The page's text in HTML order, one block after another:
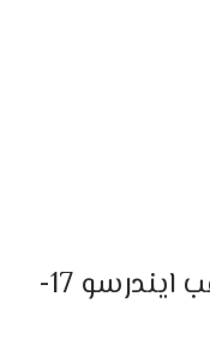
احدث وجه وقصة شعر للاعب ايندرسو 17-